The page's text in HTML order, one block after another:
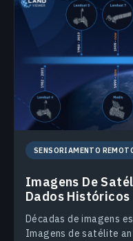
SENSORIAMENTO
Imagens De
Dados Históricos
Décadas de imagens
Imagens de satélite